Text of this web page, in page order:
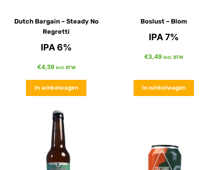
Dutch Bargain – Steady No
Regretti
IPA 6%
€4,59 incl. BTW
In winkelwagen
Boslust – Blom
IPA 7%
€3,49 incl. BTW
In winkelwagen